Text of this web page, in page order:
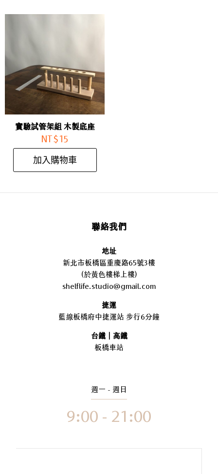
實驗試管架組 木製底座
NT$ 15
加入購物車
聯絡我們
地址
新北市板橋區重慶路65號3樓
(於黃色樓梯上樓)
shelflife.studio@gmail.com
捷運
藍線板橋府中捷運站 步行6分鐘
台鐵｜高鐵
板橋車站
週一 - 週日
9:00 - 21:00